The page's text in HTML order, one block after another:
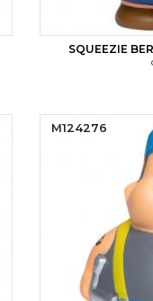
SQUEEZIE
M124276